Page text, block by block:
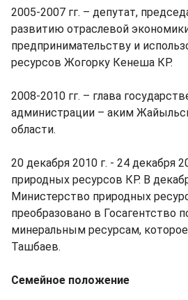
2005-2007 гг. ­– депутат,
развитию отраслевой
предпринимательству и
ресурсов Жогорку Кенеша КР.
2008-2010 гг. ­– глава
администрации ­– аким
области.
20 декабря 2010 г. - 24 декабря
природных ресурсов КР. В
Министерство природных
преобразовано в Госагентство
минеральным ресурсам,
Ташбаев.
Семейное положение